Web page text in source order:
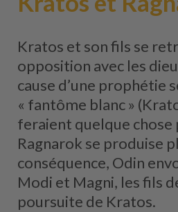
Kratos et son fils se
opposition avec les
cause d’une prophétie
« fantôme blanc »
feraient quelque chose
Ragnarok se produise
conséquence, Odin
Modi et Magni, les fils
poursuite de Kratos.